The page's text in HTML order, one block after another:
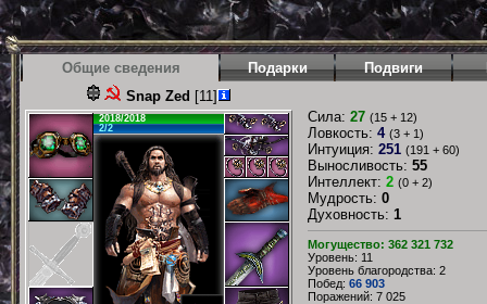
Общие сведения Подарки Подвиги
Snap Zed [11]
2018/2018
2/2
Сила: 27 (15 + 12)
Ловкость: 4 (3 + 1)
Интуиция: 251 (191 + 60)
Выносливость: 55
Интеллект: 2 (0 + 2)
Мудрость: 0
Духовность: 1
Могущество: 362 321 732
Уровень: 11
Уровень благородства: 2
Побед: 66 903
Поражений: 7 025